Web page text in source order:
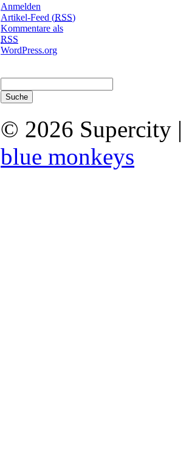
Anmelden
Artikel-Feed (RSS)
Kommentare als
RSS
WordPress.org
© 2026 Supercity
blue monkeys